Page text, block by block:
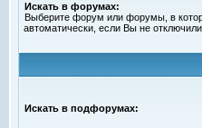
Искать в форумах:
Выберите форум или форумы, в
автоматически, если Вы не
Искать в подфорумах: